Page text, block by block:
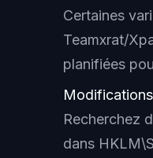
Certaines
Teamxrat/
planifiées
Recherchez
dans